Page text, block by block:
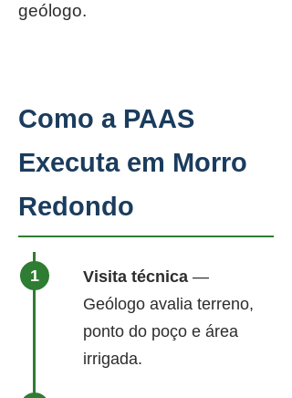
geólogo.
Como a PAAS
Executa em Morro
Redondo
Visita técnica —
Geólogo avalia terreno,
ponto do poço e área
irrigada.